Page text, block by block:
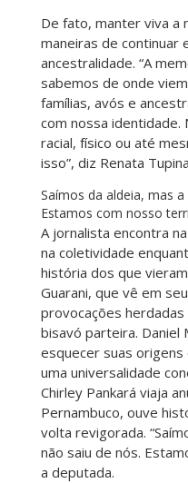
De fato, manter viva a
maneiras de continuar
ancestralidade. “A
sabemos de onde
famílias, avós e
com nossa
racial, físico ou até
isso”, diz Renata
Saímos da aldeia, mas
Estamos com nosso
A jornalista encontra
na coletividade
história dos que
Guarani, que vê em
provocações
bisavó parteira. Daniel
esquecer suas
uma universalidade
Chirley Pankará viaja
Pernambuco, ouve
volta revigorada.
não saiu de nós.
a deputada.